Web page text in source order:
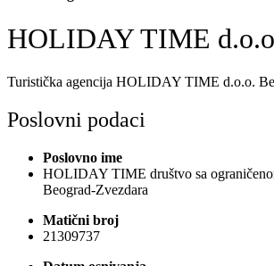
HOLIDAY TIME
Turistička agencija HOLIDAY TIME d.o.o.
Poslovni podaci
Poslovno ime
HOLIDAY TIME društvo sa
Beograd-Zvezdara
Matični broj
21309737